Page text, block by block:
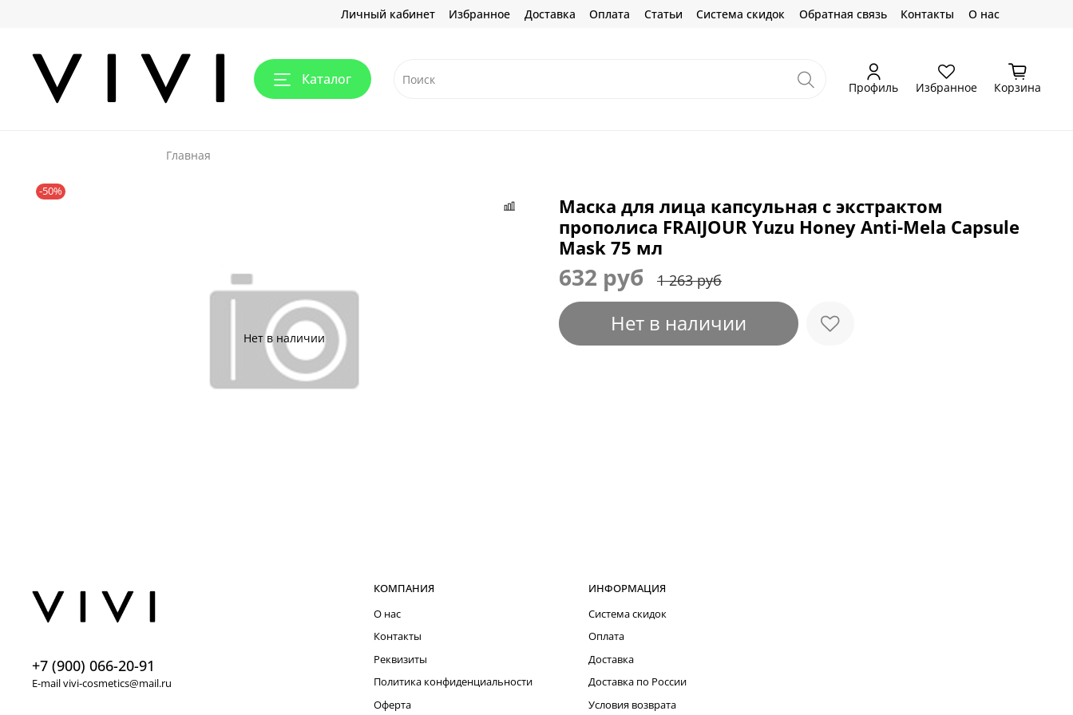
Личный кабинет Избранное Доставка Оплата Статьи Система скидок Обратная связь Контакты О нас
Каталог Профиль Избранное Корзина
Главная
Нет в наличии
-50%
Маска для лица капсульная с экстрактом
прополиса FRAIJOUR Yuzu Honey Anti-Mela Capsule
Mask 75 мл
632 руб 1 263 руб
Нет в наличии
КОМПАНИЯ
О нас
Контакты
Реквизиты
Политика конфиденциальности
Оферта
ИНФОРМАЦИЯ
Система скидок
Оплата
Доставка
Доставка по России
Условия возврата
+7 (900) 066-20-91
E-mail vivi-cosmetics@mail.ru